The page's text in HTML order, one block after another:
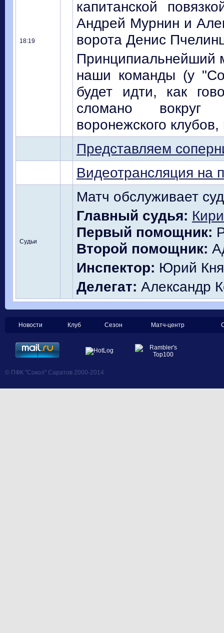
18:19
капитанской
Андрей Мурнин и
ворота Денис
Принципиальнейший
наши команды (у
будет идти, как
сломано вокруг
воронежского
Представляем
Видеотрансляция на
Судьи
Матч обслуживает
Главный судья:
Первый помощник:
Второй помощник:
Инспектор: Юрий
Делегат: Александр
Новости Клуб Сезон Матч-центр
© ПФК "Сокол" Саратов 2000-2014